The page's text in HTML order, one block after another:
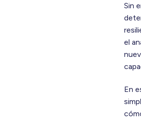
Sin
el
En